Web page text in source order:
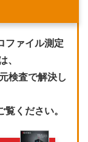
ファイル測定
、
検査で解決し
ください。